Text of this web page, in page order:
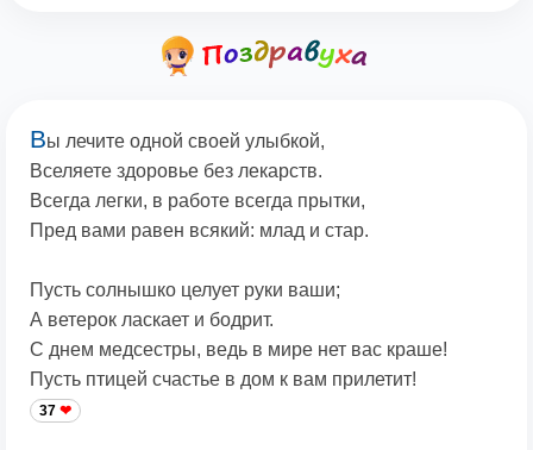
Вы лечите одной своей улыбкой,
Вселяете здоровье без лекарств.
Всегда легки, в работе всегда прытки,
Пред вами равен всякий: млад и стар.
Пусть солнышко целует руки ваши;
А ветерок ласкает и бодрит.
С днем медсестры, ведь в мире нет вас краше!
Пусть птицей счастье в дом к вам прилетит!
37